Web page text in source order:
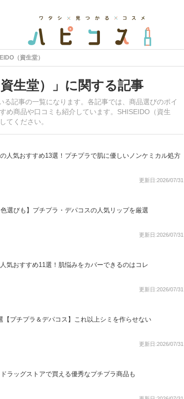
（資生堂）
生堂）」に関する記事
記事の一覧になります。各記事では、商品選びのポイ
め商品や口コミも紹介しています。SHISEIDO（資生
てください。
人気おすすめ13選！プチプラで肌に優しいノンケミカル処方
更新日:2026/07/31
選びも】プチプラ・デパコスの人気リップを厳選
更新日:2026/07/31
気おすすめ11選！肌悩みをカバーできるのはコレ
更新日:2026/07/31
プチプラ＆デパコス】これ以上シミを作らせない
更新日:2026/07/31
ラッグストアで買える優秀なプチプラ商品も